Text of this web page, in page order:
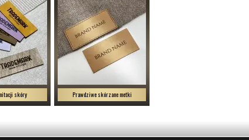
skóry Prawdziwe skórzane metki